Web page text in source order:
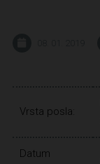
Vrsta posla:
Datum